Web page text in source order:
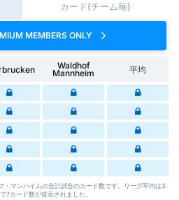
カード(チーム毎)
MEMBERS ONLY
Waldhof
Mannheim 平均
・マンハイムの合計試合のカード数です。リーグ平均は3.
7カード数が提示されました。